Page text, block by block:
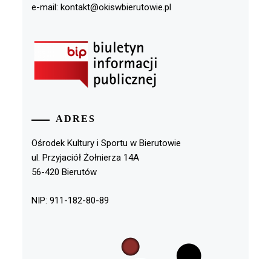
e-mail: kontakt@okiswbierutowie.pl
ADRES
Ośrodek Kultury i Sportu w Bierutowie
ul. Przyjaciół Żołnierza 14A
56-420 Bierutów
NIP: 911-182-80-89